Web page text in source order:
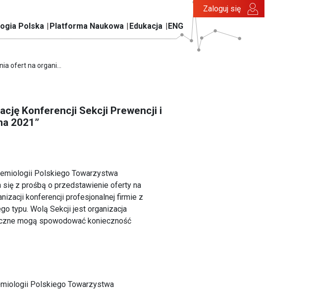
Polska Platforma Naukowa Edukacja ENG
Zaloguj się
ofert na organi...
Konferencji Sekcji Prewencji i
2021”
Polskiego Towarzystwa
się z prośbą o przedstawienie oferty na
konferencji profesjonalnej firmie z
typu. Wolą Sekcji jest organizacja
mogą spowodować konieczność
Polskiego Towarzystwa